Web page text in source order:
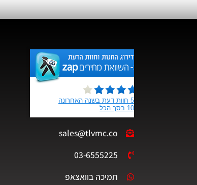
sales@tlvmc.co
03-6555225
תמיכה בוואצאפ